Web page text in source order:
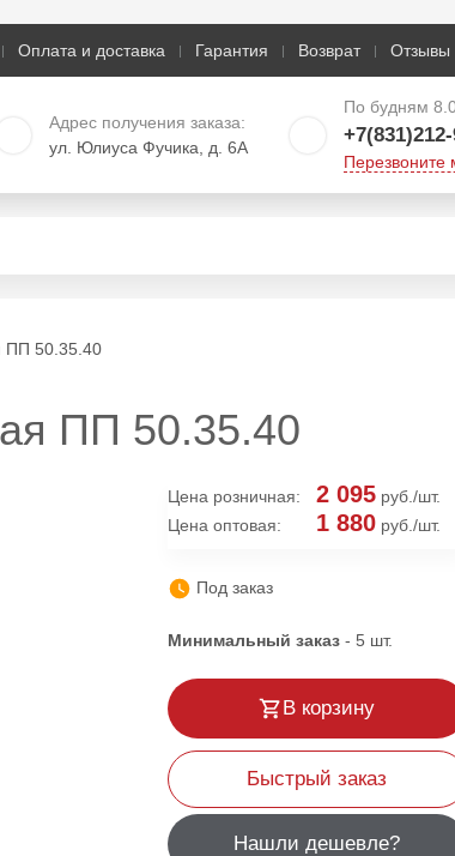
Оплата и доставка Гарантия Возврат Отзывы
Адрес получения заказа:
ул. Юлиуса Фучика, д. 6А
По будням
Перезвоните
ПП 50.35.40
ПП 50.35.40
Цена розничная: 2 095руб./шт.
Цена оптовая:
1 880руб./шт.
Под заказ
Минимальный заказ- 5 шт.
В корзину
Быстрый заказ
Нашли дешевле?